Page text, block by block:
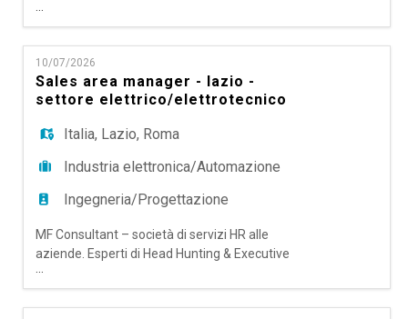
Search; Talent Acquisition Outsourching e RPO,
Temporary Manager e Coaching & Mentoring,
ricerca per importante cliente settore
automazione un Sales Area Manager Nord Ovest
Responsabilità: - Assicurare la pianificazione,
la realizzazione e l'incremento
10/07/2026
Sales area manager - lazio -
settore elettrico/elettrotecnico
Italia, Lazio, Roma
Industria elettronica/Automazione
Ingegneria/Progettazione
MF Consultant – società di servizi HR alle
aziende. Esperti di Head Hunting & Executive
Search; Talent Acquisition Outsourching e RPO,
Temporary Manager e Coaching & Mentoring,
ricerca per importante cliente settore